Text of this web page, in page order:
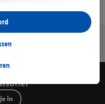
in
verzamelen en
tonen van
en buiten de Lidl-diensten.
in de winkel ook voor de
voor het personaliseren
Lidl Plus-account